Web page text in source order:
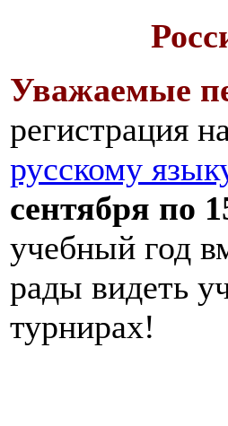
Уважаемые
регистрация на
русскому
сентября по
учебный год
рады видеть
турнирах!